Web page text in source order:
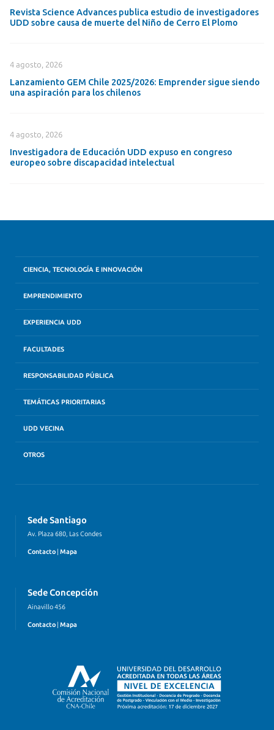
Revista Science Advances publica estudio de investigadores
UDD sobre causa de muerte del Niño de Cerro El Plomo
4 agosto, 2026
Lanzamiento GEM Chile 2025/2026: Emprender sigue siendo
una aspiración para los chilenos
4 agosto, 2026
Investigadora de Educación UDD expuso en congreso
europeo sobre discapacidad intelectual
CIENCIA, TECNOLOGÍA E INNOVACIÓN
EMPRENDIMIENTO
EXPERIENCIA UDD
FACULTADES
RESPONSABILIDAD PÚBLICA
TEMÁTICAS PRIORITARIAS
UDD VECINA
OTROS
Sede Santiago
Av. Plaza 680, Las Condes
Contacto Mapa
Sede Concepción
Ainavillo 456
Contacto | Mapa